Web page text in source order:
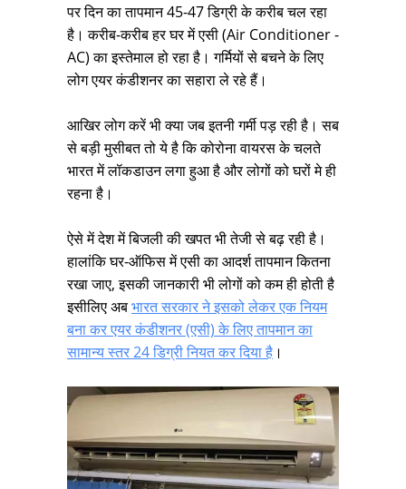
पर दिन का तापमान 45-47 डिग्री के करीब चल रहा
है। करीब-करीब हर घर में एसी (Air Conditioner -
AC) का इस्तेमाल हो रहा है। गर्मियों से बचने के लिए
लोग एयर कंडीशनर का सहारा ले रहे हैं।
आखिर लोग करें भी क्या जब इतनी गर्मी पड़ रही है। सब
से बड़ी मुसीबत तो ये है कि कोरोना वायरस के चलते
भारत में लॉकडाउन लगा हुआ है और लोगों को घरों मे ही
रहना है।
ऐसे में देश में बिजली की खपत भी तेजी से बढ़ रही है।
हालांकि घर-ऑफिस में एसी का आदर्श तापमान कितना
रखा जाए, इसकी जानकारी भी लोगों को कम ही होती है
इसीलिए अबभारत सरकार ने इसको लेकर एक नियम
बना कर एयर कंडीशनर (एसी) के लिए तापमान का
सामान्य स्तर 24 डिग्री नियत कर दिया है ।